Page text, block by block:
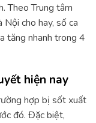
Theo Trung tâm
cho hay, số ca
tăng nhanh trong 4
hiện nay
hợp bị sốt xuất
đó. Đặc biệt,